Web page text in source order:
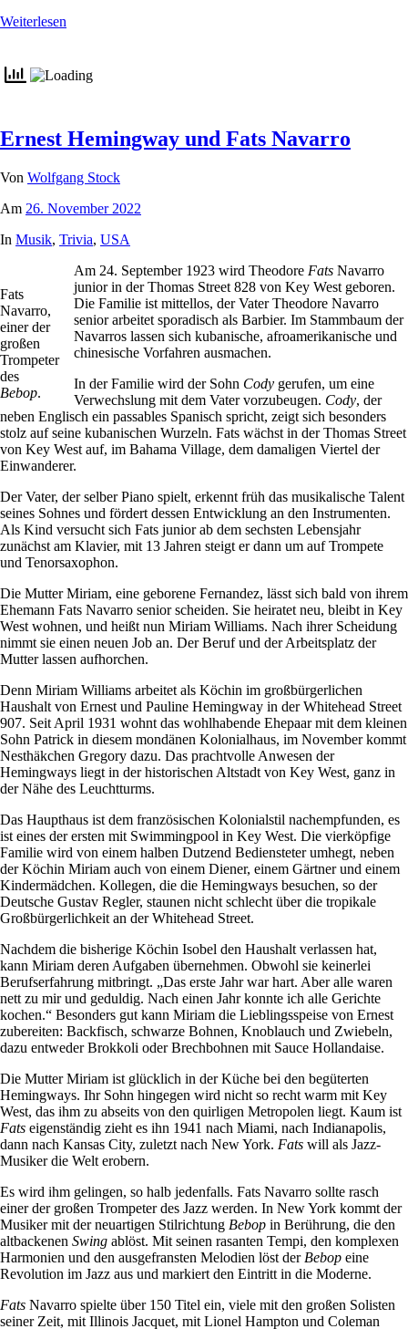
Weiterlesen
Ernest Hemingway und Fats Navarro
Von Wolfgang Stock
Am 26. November 2022
In Musik, Trivia, USA
Fats
Navarro,
einer der
großen
Trompeter
des
Bebop.
Am 24. September 1923 wird Theodore Fats Navarro
junior in der Thomas Street 828 von Key West geboren.
Die Familie ist mittellos, der Vater Theodore Navarro
senior arbeitet sporadisch als Barbier. Im Stammbaum der
Navarros lassen sich kubanische, afroamerikanische und
chinesische Vorfahren ausmachen.
In der Familie wird der Sohn Cody gerufen, um eine
Verwechslung mit dem Vater vorzubeugen. Cody, der
neben Englisch ein passables Spanisch spricht, zeigt sich besonders
stolz auf seine kubanischen Wurzeln. Fats wächst in der Thomas Street
von Key West auf, im Bahama Village, dem damaligen Viertel der
Einwanderer.
Der Vater, der selber Piano spielt, erkennt früh das musikalische Talent
seines Sohnes und fördert dessen Entwicklung an den Instrumenten.
Als Kind versucht sich Fats junior ab dem sechsten Lebensjahr
zunächst am Klavier, mit 13 Jahren steigt er dann um auf Trompete
und Tenorsaxophon.
Die Mutter Miriam, eine geborene Fernandez, lässt sich bald von ihrem
Ehemann Fats Navarro senior scheiden. Sie heiratet neu, bleibt in Key
West wohnen, und heißt nun Miriam Williams. Nach ihrer Scheidung
nimmt sie einen neuen Job an. Der Beruf und der Arbeitsplatz der
Mutter lassen aufhorchen.
Denn Miriam Williams arbeitet als Köchin im großbürgerlichen
Haushalt von Ernest und Pauline Hemingway in der Whitehead Street
907. Seit April 1931 wohnt das wohlhabende Ehepaar mit dem kleinen
Sohn Patrick in diesem mondänen Kolonialhaus, im November kommt
Nesthäkchen Gregory dazu. Das prachtvolle Anwesen der
Hemingways liegt in der historischen Altstadt von Key West, ganz in
der Nähe des Leuchtturms.
Das Haupthaus ist dem französischen Kolonialstil nachempfunden, es
ist eines der ersten mit Swimmingpool in Key West. Die vierköpfige
Familie wird von einem halben Dutzend Bediensteter umhegt, neben
der Köchin Miriam auch von einem Diener, einem Gärtner und einem
Kindermädchen. Kollegen, die die Hemingways besuchen, so der
Deutsche Gustav Regler, staunen nicht schlecht über die tropikale
Großbürgerlichkeit an der Whitehead Street.
Nachdem die bisherige Köchin Isobel den Haushalt verlassen hat,
kann Miriam deren Aufgaben übernehmen. Obwohl sie keinerlei
Berufserfahrung mitbringt. „Das erste Jahr war hart. Aber alle waren
nett zu mir und geduldig. Nach einen Jahr konnte ich alle Gerichte
kochen.“ Besonders gut kann Miriam die Lieblingsspeise von Ernest
zubereiten: Backfisch, schwarze Bohnen, Knoblauch und Zwiebeln,
dazu entweder Brokkoli oder Brechbohnen mit Sauce Hollandaise.
Die Mutter Miriam ist glücklich in der Küche bei den begüterten
Hemingways. Ihr Sohn hingegen wird nicht so recht warm mit Key
West, das ihm zu abseits von den quirligen Metropolen liegt. Kaum ist
Fats eigenständig zieht es ihn 1941 nach Miami, nach Indianapolis,
dann nach Kansas City, zuletzt nach New York. Fats will als Jazz-
Musiker die Welt erobern.
Es wird ihm gelingen, so halb jedenfalls. Fats Navarro sollte rasch
einer der großen Trompeter des Jazz werden. In New York kommt der
Musiker mit der neuartigen Stilrichtung Bebop in Berührung, die den
altbackenen Swing ablöst. Mit seinen rasanten Tempi, den komplexen
Harmonien und den ausgefransten Melodien löst der Bebop eine
Revolution im Jazz aus und markiert den Eintritt in die Moderne.
Fats Navarro spielte über 150 Titel ein, viele mit den großen Solisten
seiner Zeit, mit Illinois Jacquet, mit Lionel Hampton und Coleman